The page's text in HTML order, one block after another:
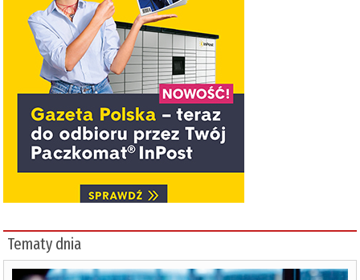
Tematy dnia